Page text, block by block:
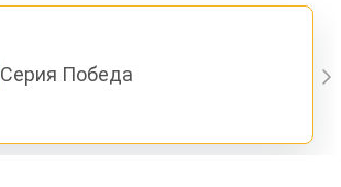
Серия Победа